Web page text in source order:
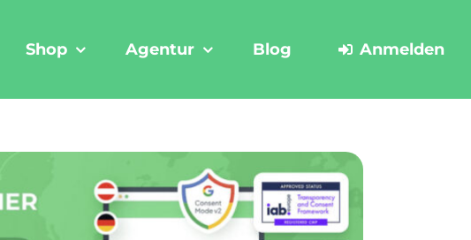
Shop Agentur Blog Anmelden